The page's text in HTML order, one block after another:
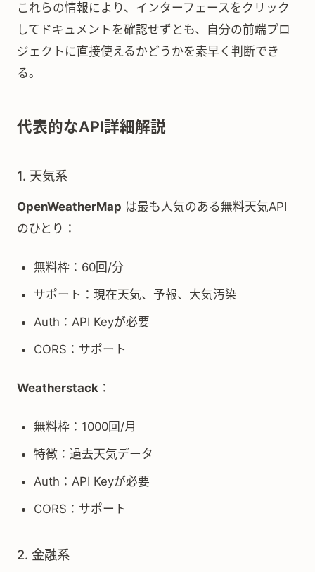
これらの情報により、インターフェースをクリック
してドキュメントを確認せずとも、自分の前端プロ
ジェクトに直接使えるかどうかを素早く判断でき
る。
代表的なAPI詳細解説
1. 天気系
OpenWeatherMap は最も人気のある無料天気API
のひとり：
無料枠：60回/分
サポート：現在天気、予報、大気汚染
Auth：API Keyが必要
CORS：サポート
Weatherstack ：
無料枠：1000回/月
特徴：過去天気データ
Auth：API Keyが必要
CORS：サポート
2. 金融系